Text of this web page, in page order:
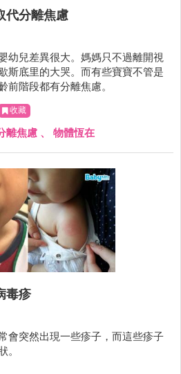
代分離焦慮
幼兒差異很大。媽媽只不過離開視
斯底里的大哭。而有些寶寶不管是
前階段都有分離焦慮。
收藏
離焦慮 、 物體恆在
毒疹
會突然出現一些疹子，而這些疹子
。